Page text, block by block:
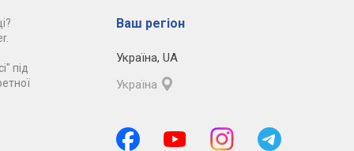
під
Ваш регіон
Україна, UA
Україна